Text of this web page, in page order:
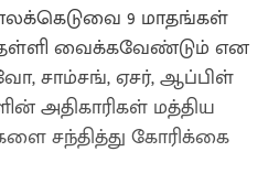
9 மாதங்கள்
வைக்கவேண்டும் என
சாம்சங், ஏசர், ஆப்பிள்
அதிகாரிகள் மத்திய
சந்தித்து கோரிக்கை